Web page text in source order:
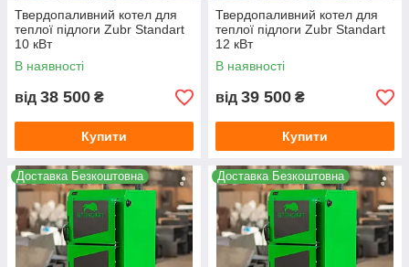
Твердопаливний котел для
теплої підлоги Zubr Standart
10 кВт
В наявності
від 38 500 ₴
Купити
Твердопаливний котел для
теплої підлоги Zubr Standart
12 кВт
В наявності
від 39 500 ₴
Купити
Доставка Безкоштовна Доставка Безкоштовна